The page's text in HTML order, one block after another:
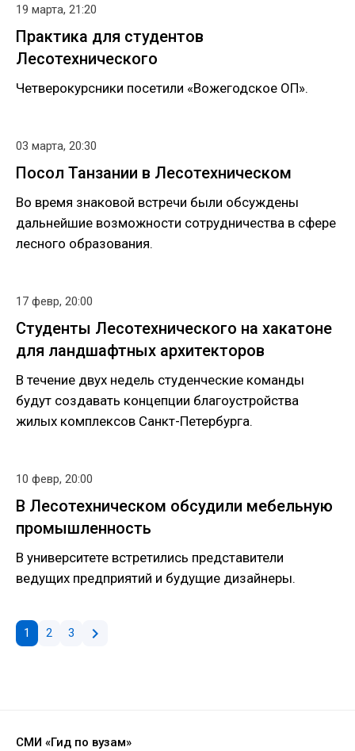
19 марта, 21:20
Практика для студентов
Лесотехнического
Четверокурсники посетили «Вожегодское ОП».
03 марта, 20:30
Посол Танзании в Лесотехническом
Во время знаковой встречи были обсуждены
дальнейшие возможности сотрудничества в сфере
лесного образования.
17 февр, 20:00
Студенты Лесотехнического на хакатоне
для ландшафтных архитекторов
В течение двух недель студенческие команды
будут создавать концепции благоустройства
жилых комплексов Санкт-Петербурга.
10 февр, 20:00
В Лесотехническом обсудили мебельную
промышленность
В университете встретились представители
ведущих предприятий и будущие дизайнеры.
1 2 3 chevron_right
СМИ «Гид по вузам»